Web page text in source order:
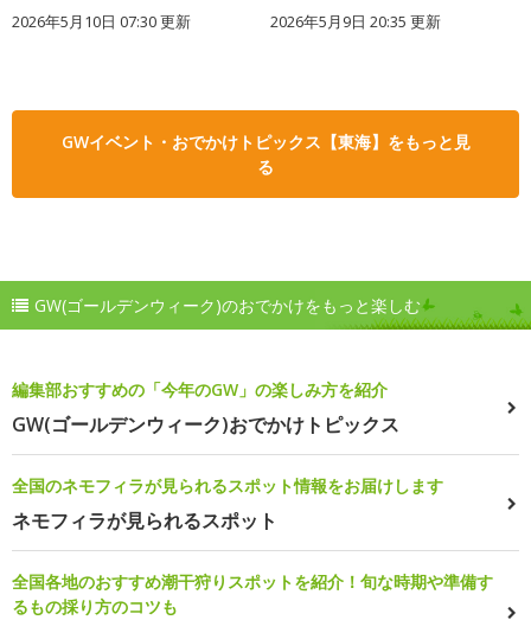
2026年5月10日 07:30 更新 2026年5月9日 20:35 更新
GWイベント・おでかけトピックス【東海】をもっと見
る
GW(ゴールデンウィーク)のおでかけをもっと楽しむ
編集部おすすめの「今年のGW」の楽しみ方を紹介
GW(ゴールデンウィーク)おでかけトピックス
全国のネモフィラが見られるスポット情報をお届けします
ネモフィラが見られるスポット
全国各地のおすすめ潮干狩りスポットを紹介！旬な時期や準備す
るもの採り方のコツも